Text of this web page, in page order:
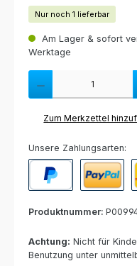
Nur noch 1 lieferbar
Am Lager & sofort
Werktage
Produkt Anzahl: Gib den
Zum Merkzettel
Unsere Zahlungsarten:
Produktnummer:
Achtung: Nicht für
Benutzung unter